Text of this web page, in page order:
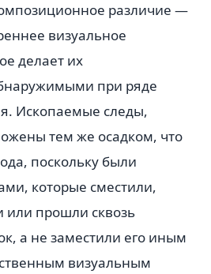
различие —
визуальное
делает их
при ряде
Ископаемые следы,
тем же осадком, что
поскольку были
которые сместили,
или прошли сквозь
а не заместили его иным
визуальным